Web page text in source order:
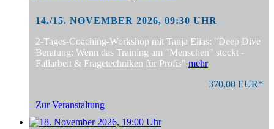
14./15. NOVEMBER 2026, 09:30 UHR
2-Tages-Coaching-Workshop mit Tanja Elias: "Deep Dive
Beratung: Wenn das Training am "Menschen" stockt -
Fallarbeit & Fragetechniken für Profis" mehr
370,00 EUR*
Zur Veranstaltung